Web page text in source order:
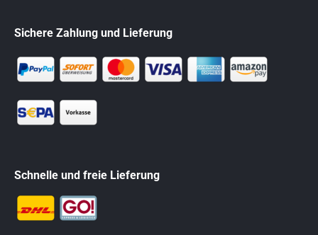
Sichere Zahlung und Lieferung
Schnelle und freie Lieferung